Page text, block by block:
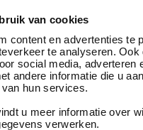
van cookies
content en advertenties
te analyseren.
social media, adverteren
andere informatie die u
hun services.
u meer informatie over
verwerken.
reserved